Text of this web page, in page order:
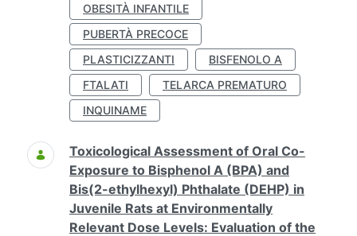
OBESITÀ INFANTILE
PUBERTÀ PRECOCE
PLASTICIZZANTI
BISFENOLO A
FTALATI
TELARCA PREMATURO
INQUINAME
Toxicological Assessment of Oral Co-
Exposure to Bisphenol A (BPA) and
Bis(2-ethylhexyl) Phthalate (DEHP) in
Juvenile Rats at Environmentally
Relevant Dose Levels: Evaluation of the